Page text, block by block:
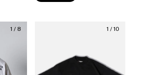
1 / 8 1 / 10